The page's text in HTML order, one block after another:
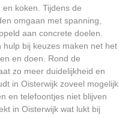
koken. Tijdens de
omgaan met spanning,
aan concrete doelen.
hulp bij keuzes maken net het
en doen. Rond de
zo meer duidelijkheid en
in Oisterwijk zoveel mogelijk
en telefoontjes niet blijven
in Oisterwijk wat lukt bij